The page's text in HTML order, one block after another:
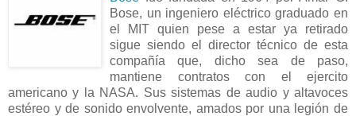
Bose, un ingeniero eléctrico graduado en
el MIT quien pese a estar ya retirado
sigue siendo el director técnico de esta
compañía que, dicho sea de paso,
mantiene contratos con el ejercito
americano y la NASA. Sus sistemas de audio y altavoces
estéreo y de sonido envolvente, amados por una legión de